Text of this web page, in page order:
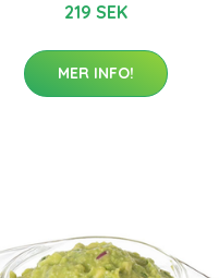
219 SEK
MER INFO!